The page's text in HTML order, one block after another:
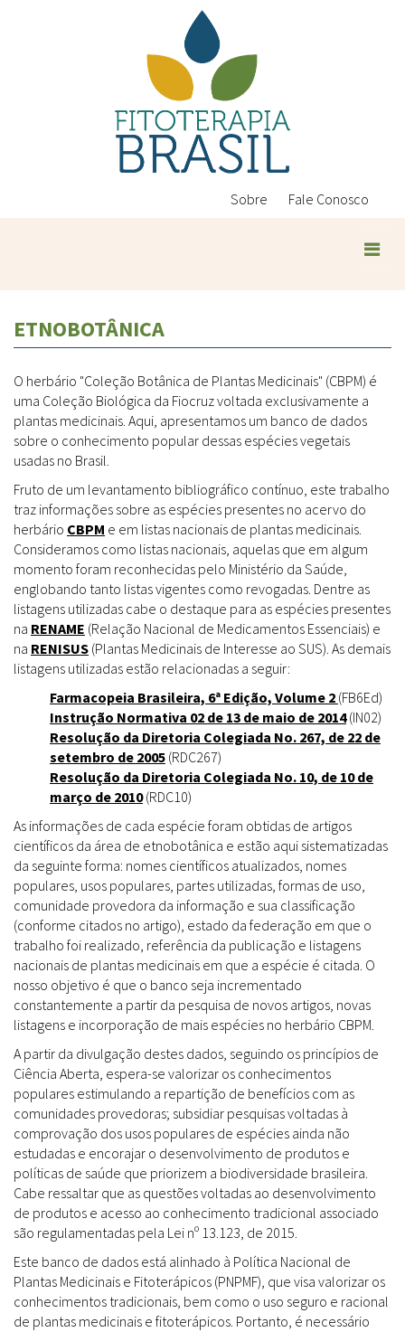
Sobre Fale Conosco
ETNOBOTÂNICA
O herbário "Coleção Botânica de Plantas Medicinais" (CBPM) é
uma Coleção Biológica da Fiocruz voltada exclusivamente a
plantas medicinais. Aqui, apresentamos um banco de dados
sobre o conhecimento popular dessas espécies vegetais
usadas no Brasil.
Fruto de um levantamento bibliográfico contínuo, este trabalho
traz informações sobre as espécies presentes no acervo do
herbário CBPM e em listas nacionais de plantas medicinais.
Consideramos como listas nacionais, aquelas que em algum
momento foram reconhecidas pelo Ministério da Saúde,
englobando tanto listas vigentes como revogadas. Dentre as
listagens utilizadas cabe o destaque para as espécies presentes
na RENAME (Relação Nacional de Medicamentos Essenciais) e
na RENISUS (Plantas Medicinais de Interesse ao SUS). As demais
listagens utilizadas estão relacionadas a seguir:
Farmacopeia Brasileira, 6ª Edição, Volume 2 (FB6Ed)
Instrução Normativa 02 de 13 de maio de 2014(IN02)
Resolução da Diretoria Colegiada No. 267, de 22 de
setembro de 2005 (RDC267)
Resolução da Diretoria Colegiada No. 10, de 10 de
março de 2010(RDC10)
As informações de cada espécie foram obtidas de artigos
científicos da área de etnobotânica e estão aqui sistematizadas
da seguinte forma: nomes científicos atualizados, nomes
populares, usos populares, partes utilizadas, formas de uso,
comunidade provedora da informação e sua classificação
(conforme citados no artigo), estado da federação em que o
trabalho foi realizado, referência da publicação e listagens
nacionais de plantas medicinais em que a espécie é citada. O
nosso objetivo é que o banco seja incrementado
constantemente a partir da pesquisa de novos artigos, novas
listagens e incorporação de mais espécies no herbário CBPM.
A partir da divulgação destes dados, seguindo os princípios de
Ciência Aberta, espera-se valorizar os conhecimentos
populares estimulando a repartição de benefícios com as
comunidades provedoras; subsidiar pesquisas voltadas à
comprovação dos usos populares de espécies ainda não
estudadas e encorajar o desenvolvimento de produtos e
políticas de saúde que priorizem a biodiversidade brasileira.
Cabe ressaltar que as questões voltadas ao desenvolvimento
de produtos e acesso ao conhecimento tradicional associado
são regulamentadas pela Lei nº 13.123, de 2015.
Este banco de dados está alinhado à Política Nacional de
Plantas Medicinais e Fitoterápicos (PNPMF), que visa valorizar os
conhecimentos tradicionais, bem como o uso seguro e racional
de plantas medicinais e fitoterápicos. Portanto, é necessário